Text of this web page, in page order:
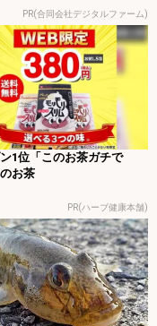
PR(合同会社デジタルファーム)
1位「このお茶ガチで
お茶
PR(ハーブ健康本舗)